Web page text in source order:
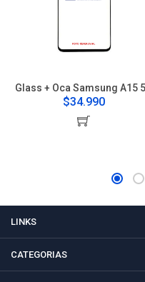
Glass + Oca Samsung A15
$34.990
LINKS
CATEGORIAS